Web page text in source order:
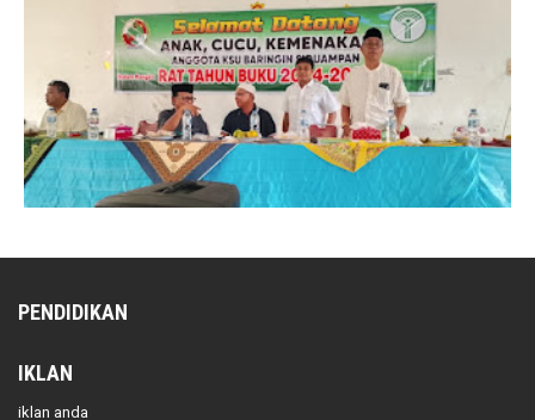
PENDIDIKAN
IKLAN
iklan anda